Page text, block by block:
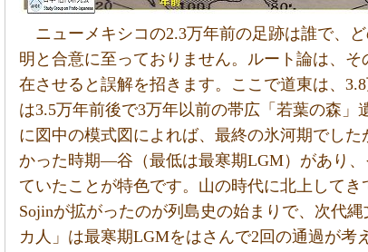
ニューメキシコの2.3万年前の足跡は誰で、
明と合意に至っておりません。ルート論は、
在させると誤解を招きます。ここで道東は、
は3.5万年前後で3万年以前の帯広「若葉の森
に図中の模式図によれば、最終の氷河期でし
かった時期―谷（最低は最寒期LGM）があり
ていたことが特色です。山の時代に北上して
Sojinが拡がったのが列島史の始まりで、次代
カ人」は最寒期LGMをはさんで2回の通過が考